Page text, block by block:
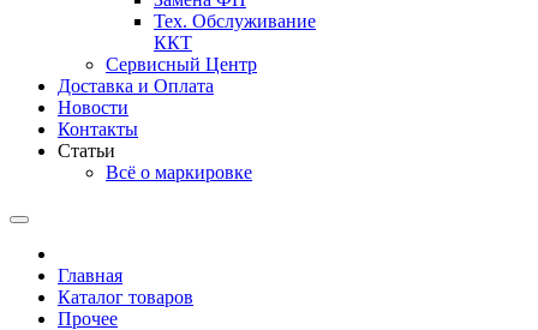
Тех. Обслуживание
ККТ
Сервисный Центр
Доставка и Оплата
Новости
Контакты
Статьи
Всё о маркировке
Главная
Каталог товаров
Прочее